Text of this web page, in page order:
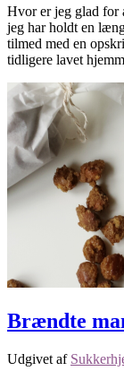
Hvor er jeg glad for
jeg har holdt en
tilmed med en
tidligere lavet
Brændte
Udgivet af